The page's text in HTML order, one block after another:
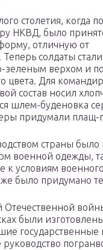
столетия, когда
НКВД, было
отличную от
солдаты
зеленым верхом и
цвета. Для
состав носил
шлем-буденовка
придумали плащ-
страны
военной одежды,
к условиям
же было
Отечественной
были